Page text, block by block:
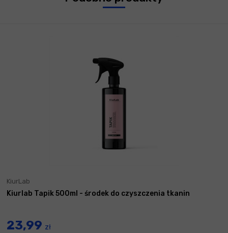
KiurLab
Kiurlab Tapik 500ml - środek do czyszczenia tkanin
23,99 zł